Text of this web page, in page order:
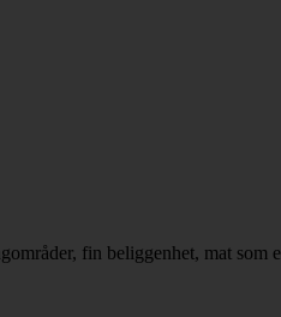
fin beliggenhet, mat